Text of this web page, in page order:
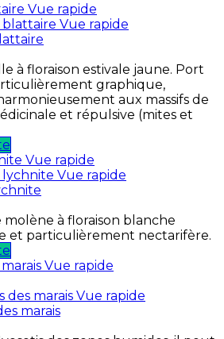
Vue rapide
Vue rapide
à floraison estivale jaune. Port
graphique,
aux massifs de
et répulsive (mites et
Vue rapide
Vue rapide
molène à floraison blanche
et particulièrement nectarifère.
Vue rapide
Vue rapide
marais